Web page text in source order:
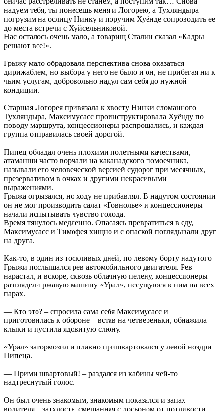
надуем тебя, ты понесешь меня и Логорею, а Тухляндыра
погрузим на ослицу Нинку и поручим Хуёнде сопроводить ее
до места встречи с Хуйсельниковой.
Нас осталось очень мало, а товарищ Сталин сказал «Кадры
решают все!».
Грыжу мало обрадовала перспектива снова оказаться
дирижаблем, но выбора у него не было и он, не прибегая ни к
чьим услугам, добровольно надул сам себя до нужной
кондиции.
Старшая Логорея привязала к хвосту Нинки сломанного
Тухляндыра, Максимусасс проинструктировала Хуёнду по
поводу маршрута, концессионеры распрощались, и каждая
группа отправилась своей дорогой.
Пипец обладал очень плохими полетными качествами,
атаманши часто ворчали на каканадского помоечника,
называли его человеческой версией судорог при месячных,
презервативом в очках и другими некрасивыми
выражениями.
Грыжа огрызался, но ходу не прибавлял. В надутом состоянии
он не мог производить салат «Говнолье» и концессионеры
начали испытывать чувство голода.
Время тянулось медленно. Опасаясь превратиться в еду,
Максимусасс и Тимофея хищно и с опаской поглядывали друг
на друга.
Как-то, в один из тоскливых дней, по левому борту надутого
Грыжи послышался рев автомобильного двигателя. Рев
нарастал, и вскоре, сквозь облачную пелену, концессионеры
разглядели ржавую машину «Урал», несущуюся к ним на всех
парах.
— Кто это? – спросила сама себя Максимусасс и
приготовилась к обороне – встав на четвереньки, обнажила
клыки и пустила ядовитую слюну.
«Урал» затормозил и плавно пришвартовался у левой ноздри
Пипеца.
— Прими швартовый! – раздался из кабины чей-то
надтреснутый голос.
Он был очень знакомым, знакомым показался и запах
водителя – затхлость, смешанная с лосьоном от потливости